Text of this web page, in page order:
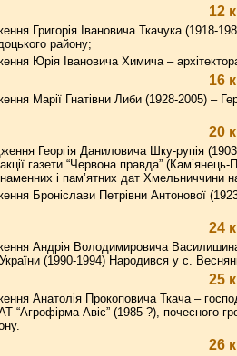
12
Григорія Івановича Ткачука (1918-
району;
Юрія Івановича Химича –
16
Марії Гнатівни Либи (1928-2005) –
20
Георгія Даниловича Шку-рупія
газети “Червона правда”
і пам’ятних дат Хмельниччини
Броніслави Петрівни Антонової
24
Андрія Володимировича Василишина
(1990-1994) Народився у с.
25
Анатолія Прокоповича Ткача –
“Агрофірма Авіс” (1985-?), почесного
26